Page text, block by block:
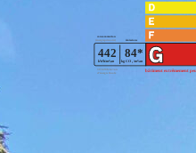
énergétique excessive.
et 3650€. Pour la date de